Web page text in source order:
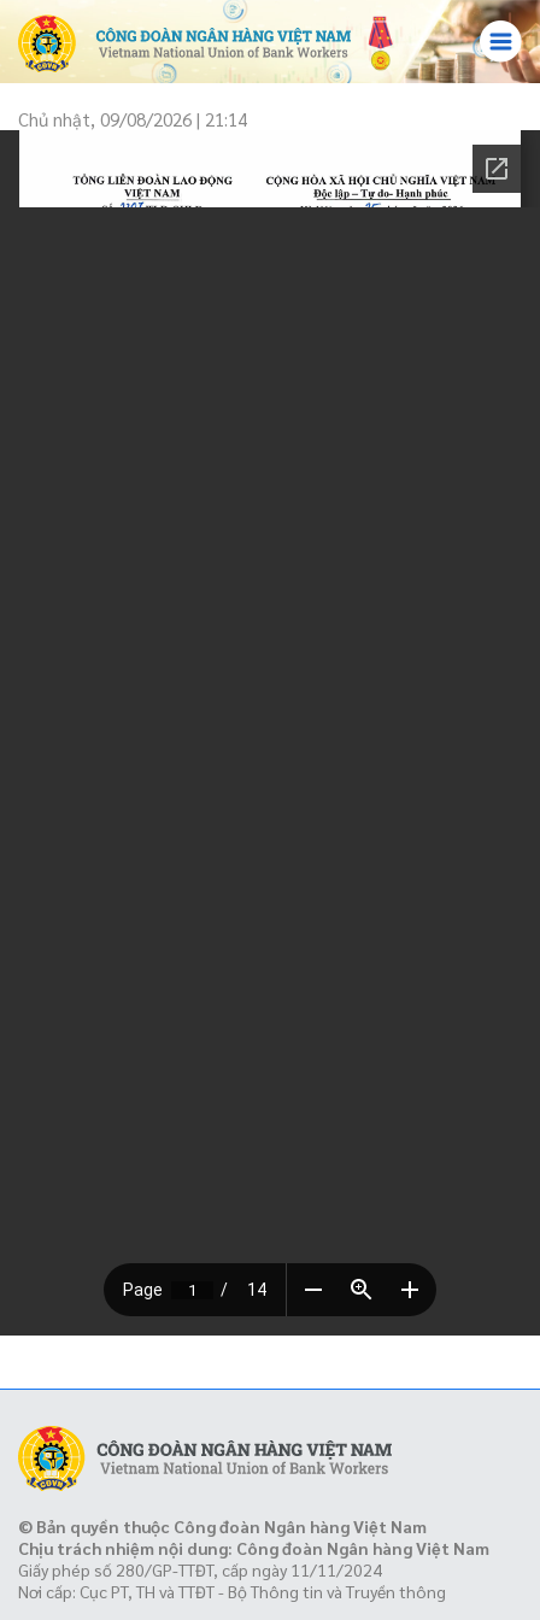
Chủ nhật, 09/08/2026 | 21:14
© Bản quyền thuộc Công đoàn Ngân hàng Việt Nam
Chịu trách nhiệm nội dung: Công đoàn Ngân hàng Việt Nam
Giấy phép số 280/GP-TTĐT, cấp ngày 11/11/2024
Nơi cấp: Cục PT, TH và TTĐT - Bộ Thông tin và Truyền thông